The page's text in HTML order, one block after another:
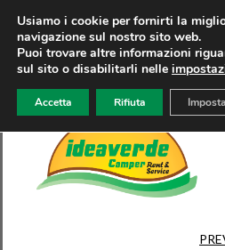
Usiamo i cookie per fornirti la
navigazione sul nostro sito web.
Puoi trovare altre informazioni
sul sito o disabilitarli nelle
Accetta Rifiuta